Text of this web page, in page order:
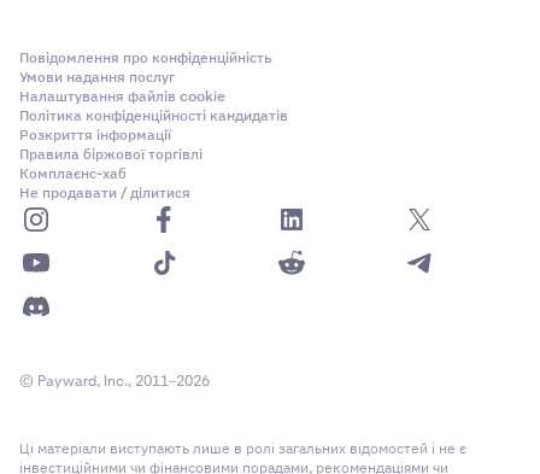
Повідомлення про конфіденційність
Умови надання послуг
Налаштування файлів cookie
Політика конфіденційності кандидатів
Розкриття інформації
Правила біржової торгівлі
Комплаєнс-хаб
Не продавати / ділитися
© Payward, Inc., 2011–2026
Ці матеріали виступають лише в ролі загальних відомостей і не є
інвестиційними чи фінансовими порадами, рекомендаціями чи